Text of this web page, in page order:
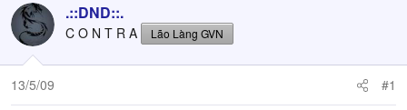
t
a
r
e
.::DND::.
C O N T R A Lão Làng GVN
13/5/09 #1